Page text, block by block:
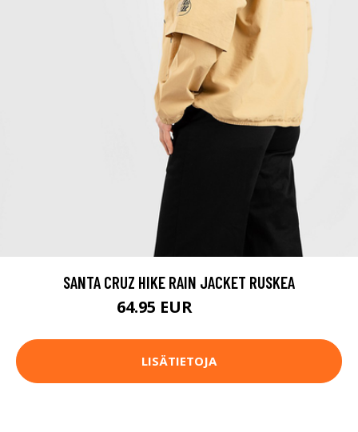
SANTA CRUZ HIKE RAIN JACKET RUSKEA
64.95 EUR
LISÄTIETOJA